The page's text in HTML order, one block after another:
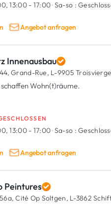
13:00 - 17:00·Sa-so :
Angebot anfragen
Innenausbau
44, Grand-Rue, L-9905
Wir schaffen Wohn(t)räume.
13:00 - 17:00·Sa-so :
Angebot anfragen
Peintures
56a, Cité Op Soltgen, L-3862